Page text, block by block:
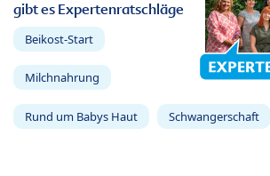
gibt es Expertenratschläge
Beikost-Start
Milchnahrung
Rund um Babys Haut Schwangerschaft